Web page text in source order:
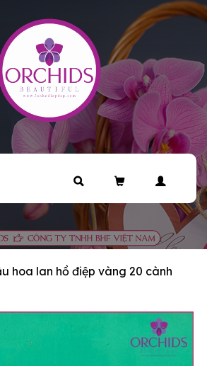
hoa lan hồ điệp vàng 20 cành